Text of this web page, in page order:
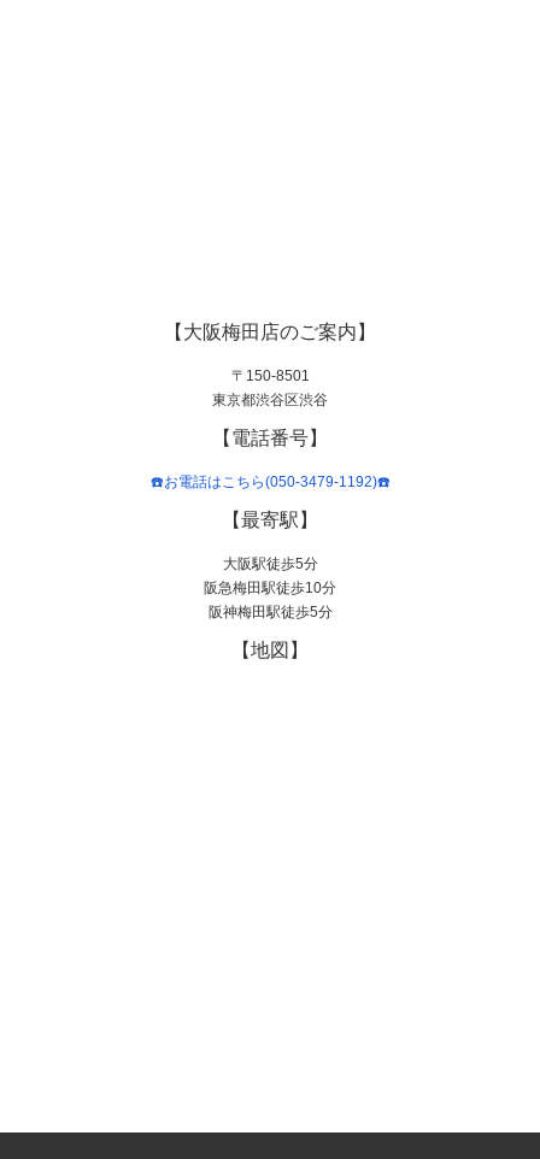
【大阪梅田店のご案内】
〒150-8501
東京都渋谷区渋谷
【電話番号】
☎️お電話はこちら(050-3479-1192)☎️
【最寄駅】
大阪駅徒歩5分
阪急梅田駅徒歩10分
阪神梅田駅徒歩5分
【地図】